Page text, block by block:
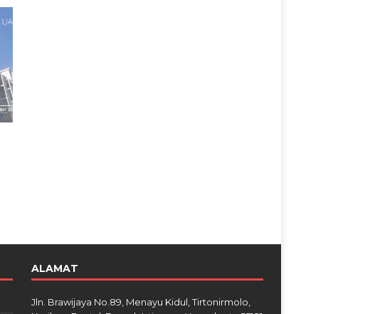
ALAMAT
Jln. Brawijaya No.89, Menayu Kidul, Tirtonirmolo,